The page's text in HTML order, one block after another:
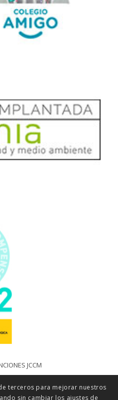
terceros para mejorar nuestros
sin cambiar los ajustes de